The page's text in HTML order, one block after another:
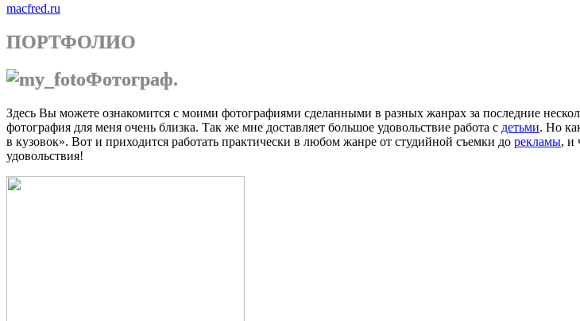
macfred.ru
ПОРТФОЛИО
Фотограф.
Здесь Вы можете ознакомится с моими фотографиями сделанными в разных жанрах за последние
фотография для меня очень близка. Так же мне доставляет большое удовольствие работа с детьми. Но
в кузовок». Вот и приходится работать практически в любом жанре от студийной съемки до рекламы, и
удовольствия!